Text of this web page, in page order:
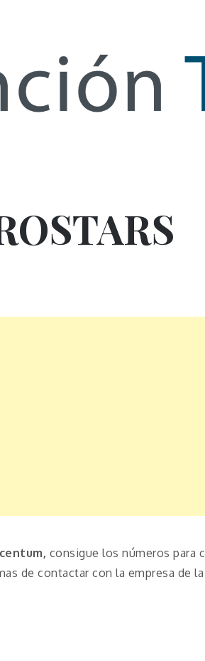
consigue los números para
de contactar con la empresa de la